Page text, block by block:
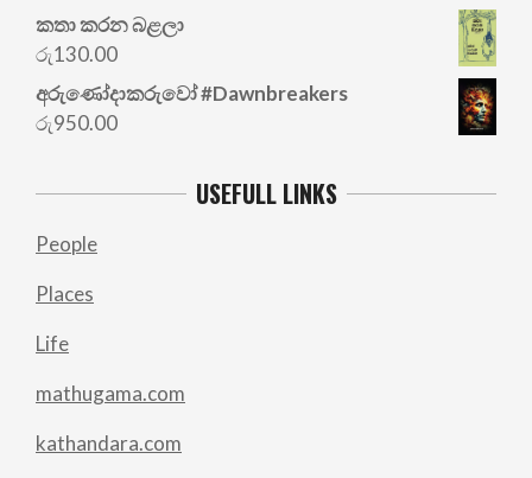
price
was:
කතා කරන බළලා
රු130.00
අරු‍ණෝදාකරුවෝ #Dawnbreakers
රු950.00
USEFULL LINKS
People
Places
Life
mathugama.com
kathandara.com